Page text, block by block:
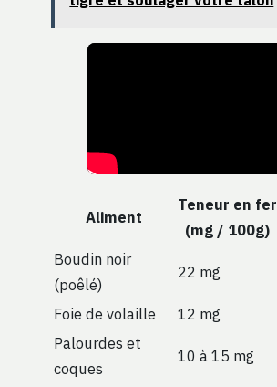
Aliment
Teneur en fer
(mg / 100g)
Boudin noir
(poêlé)
22 mg
Foie de volaille 12 mg
Palourdes et
coques
10 à 15 mg